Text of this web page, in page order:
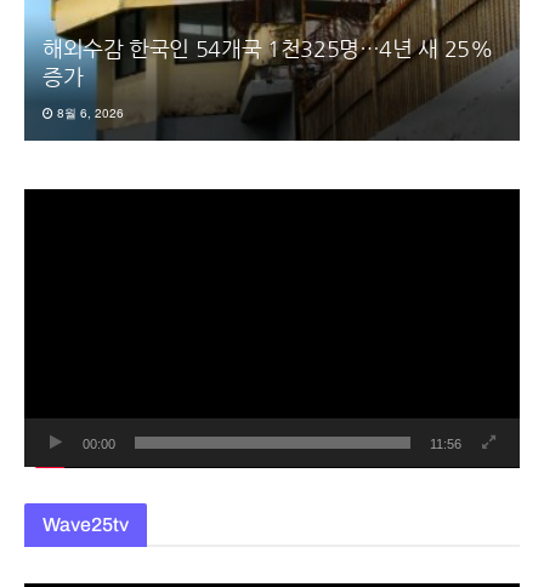
해외수감 한국인 54개국 1천325명…4년 새 25%
증가
8월 6, 2026
00:00 11:56
Wave25tv